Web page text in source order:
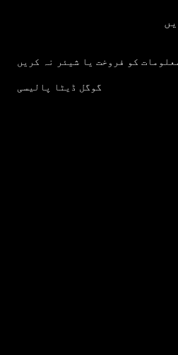
کو فروخت یا شیئر نہ کریں
گوگل ڈیٹا پالیسی